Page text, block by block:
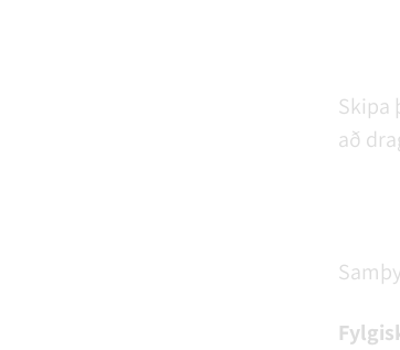
Skipa
að